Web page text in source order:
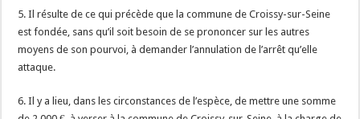
5. Il résulte de ce qui précède que la commune de Croissy-sur-Seine
est fondée, sans qu’il soit besoin de se prononcer sur les autres
moyens de son pourvoi, à demander l’annulation de l’arrêt qu’elle
attaque.
6. Il y a lieu, dans les circonstances de l’espèce, de mettre une somme